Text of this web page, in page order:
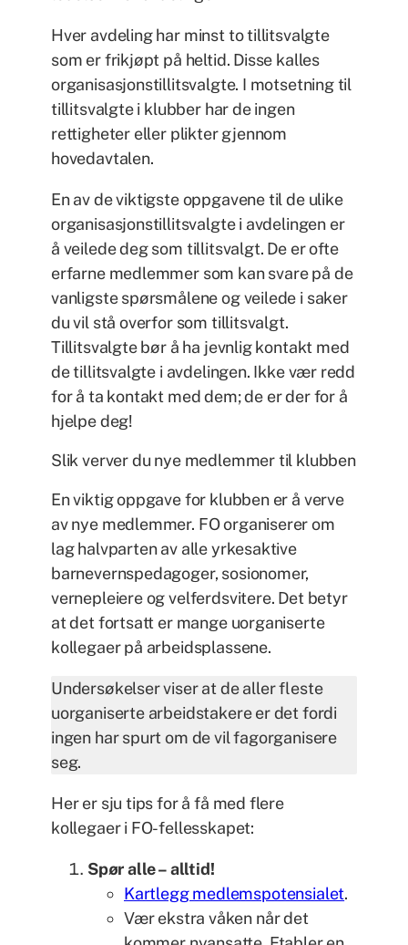
Hver avdeling har minst to tillitsvalgte
som er frikjøpt på heltid. Disse kalles
organisasjonstillitsvalgte. I motsetning til
tillitsvalgte i klubber har de ingen
rettigheter eller plikter gjennom
hovedavtalen.
En av de viktigste oppgavene til de ulike
organisasjonstillitsvalgte i avdelingen er
å veilede deg som tillitsvalgt. De er ofte
erfarne medlemmer som kan svare på de
vanligste spørsmålene og veilede i saker
du vil stå overfor som tillitsvalgt.
Tillitsvalgte bør å ha jevnlig kontakt med
de tillitsvalgte i avdelingen. Ikke vær redd
for å ta kontakt med dem; de er der for å
hjelpe deg!
Slik verver du nye medlemmer til klubben
En viktig oppgave for klubben er å verve
av nye medlemmer. FO organiserer om
lag halvparten av alle yrkesaktive
barnevernspedagoger, sosionomer,
vernepleiere og velferdsvitere. Det betyr
at det fortsatt er mange uorganiserte
kollegaer på arbeidsplassene.
Undersøkelser viser at de aller ﬂeste
uorganiserte arbeidstakere er det fordi
ingen har spurt om de vil fagorganisere
seg.
Her er sju tips for å få med flere
kollegaer i FO-fellesskapet:
Spør alle – alltid!
Kartlegg medlemspotensialet.
Vær ekstra våken når det